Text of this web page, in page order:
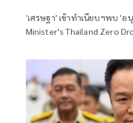
'เศรษฐา' เข้าทำเนียบฯพบ 'อ
Minister’s Thailand Zero